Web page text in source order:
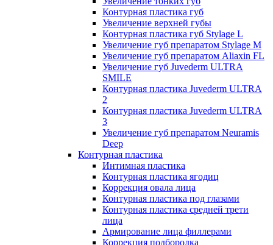
Контурная пластика губ
Увеличение верхней губы
Контурная пластика губ Stylage L
Увеличение губ препаратом Stylage M
Увеличение губ препаратом Aliaxin FL
Увеличение губ Juvederm ULTRA
SMILE
Контурная пластика Juvederm ULTRA
2
Контурная пластика Juvederm ULTRA
3
Увеличение губ препаратом Neuramis
Deep
Контурная пластика
Интимная пластика
Контурная пластика ягодиц
Коррекция овала лица
Контурная пластика под глазами
Контурная пластика средней трети
лица
Армирование лица филлерами
Коррекция подбородка